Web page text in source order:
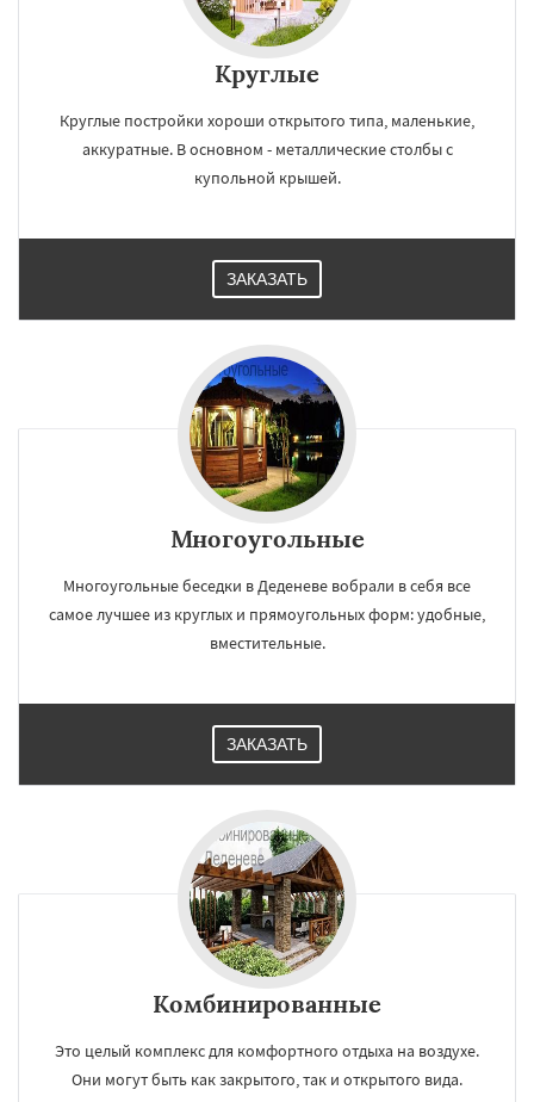
Круглые
Круглые постройки хороши открытого типа, маленькие,
аккуратные. В основном - металлические столбы с
купольной крышей.
ЗАКАЗАТЬ
Многоугольные
Многоугольные беседки в Деденеве вобрали в себя все
самое лучшее из круглых и прямоугольных форм: удобные,
вместительные.
ЗАКАЗАТЬ
Комбинированные
Это целый комплекс для комфортного отдыха на воздухе.
Они могут быть как закрытого, так и открытого вида.